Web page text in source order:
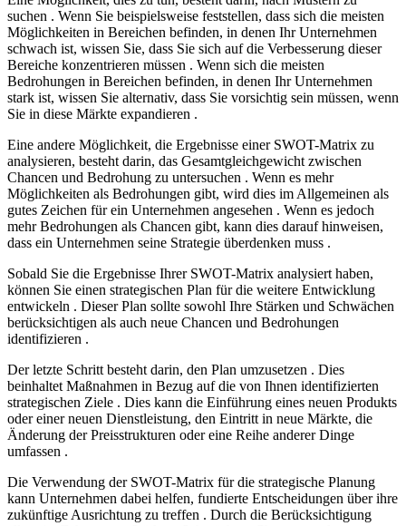
suchen . Wenn Sie beispielsweise feststellen, dass sich die meisten
Möglichkeiten in Bereichen befinden, in denen Ihr Unternehmen
schwach ist, wissen Sie, dass Sie sich auf die Verbesserung dieser
Bereiche konzentrieren müssen . Wenn sich die meisten
Bedrohungen in Bereichen befinden, in denen Ihr Unternehmen
stark ist, wissen Sie alternativ, dass Sie vorsichtig sein müssen, wenn
Sie in diese Märkte expandieren .
Eine andere Möglichkeit, die Ergebnisse einer SWOT-Matrix zu
analysieren, besteht darin, das Gesamtgleichgewicht zwischen
Chancen und Bedrohung zu untersuchen . Wenn es mehr
Möglichkeiten als Bedrohungen gibt, wird dies im Allgemeinen als
gutes Zeichen für ein Unternehmen angesehen . Wenn es jedoch
mehr Bedrohungen als Chancen gibt, kann dies darauf hinweisen,
dass ein Unternehmen seine Strategie überdenken muss .
Sobald Sie die Ergebnisse Ihrer SWOT-Matrix analysiert haben,
können Sie einen strategischen Plan für die weitere Entwicklung
entwickeln . Dieser Plan sollte sowohl Ihre Stärken und Schwächen
berücksichtigen als auch neue Chancen und Bedrohungen
identifizieren .
Der letzte Schritt besteht darin, den Plan umzusetzen . Dies
beinhaltet Maßnahmen in Bezug auf die von Ihnen identifizierten
strategischen Ziele . Dies kann die Einführung eines neuen Produkts
oder einer neuen Dienstleistung, den Eintritt in neue Märkte, die
Änderung der Preisstrukturen oder eine Reihe anderer Dinge
umfassen .
Die Verwendung der SWOT-Matrix für die strategische Planung
kann Unternehmen dabei helfen, fundierte Entscheidungen über ihre
zukünftige Ausrichtung zu treffen . Durch die Berücksichtigung